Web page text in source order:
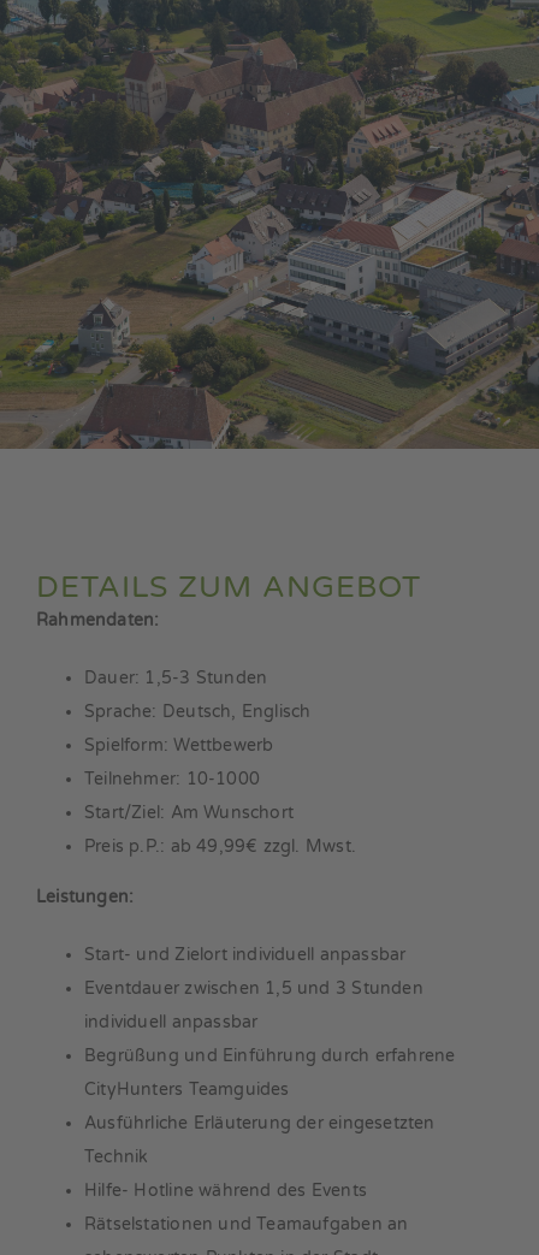
DETAILS ZUM ANGEBOT
Rahmendaten:
Dauer: 1,5-3 Stunden
Sprache: Deutsch, Englisch
Spielform: Wettbewerb
Teilnehmer: 10-1000
Start/Ziel: Am Wunschort
Preis p.P.: ab 49,99€ zzgl. Mwst.
Leistungen:
Start- und Zielort individuell anpassbar
Eventdauer zwischen 1,5 und 3 Stunden
individuell anpassbar
Begrüßung und Einführung durch erfahrene
CityHunters Teamguides
Ausführliche Erläuterung der eingesetzten
Technik
Hilfe- Hotline während des Events
Rätselstationen und Teamaufgaben an